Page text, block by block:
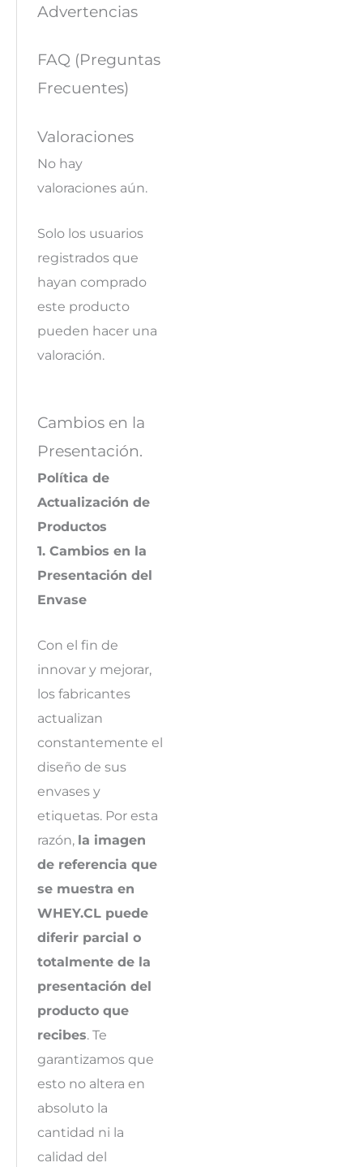
Advertencias
FAQ (Preguntas
Frecuentes)
Valoraciones
No hay
valoraciones aún.
Solo los usuarios
registrados que
hayan comprado
este producto
pueden hacer una
valoración.
Cambios en la
Presentación.
Política de
Actualización de
Productos
1. Cambios en la
Presentación del
Envase
Con el fin de
innovar y mejorar,
los fabricantes
actualizan
constantemente el
diseño de sus
envases y
etiquetas. Por esta
razón, la imagen
de referencia que
se muestra en
WHEY.CL puede
diferir parcial o
totalmente de la
presentación del
producto que
recibes. Te
garantizamos que
esto no altera en
absoluto la
cantidad ni la
calidad del